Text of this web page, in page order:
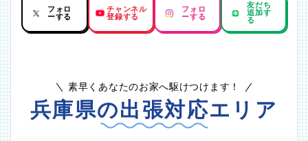
フォロ
ーする
チャンネル
登録する
フォロ
ーする
友だち
追加す
る
素早くあなたのお家へ駆けつけます！
兵庫県の出張対応エリア